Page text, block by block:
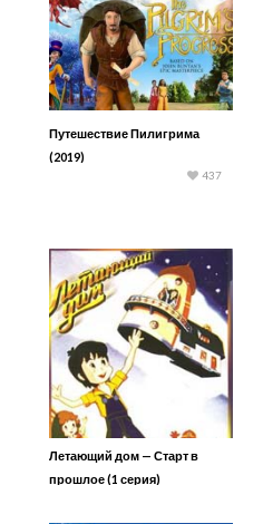
Путешествие Пилигрима
(2019)
437
Летающий дом — Старт в
прошлое (1 серия)